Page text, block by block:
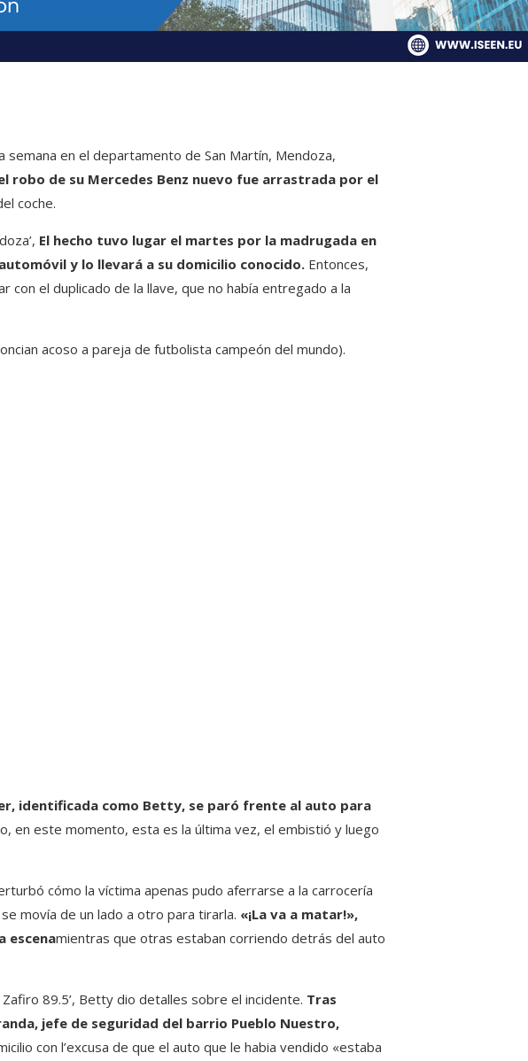
en el departamento de San Martín, Mendoza,
robo de su Mercedes Benz nuevo fue arrastrada por el
coche.
El hecho tuvo lugar el martes por la madrugada en
y lo llevará a su domicilio conocido. Entonces,
con el duplicado de la llave, que no había entregado a la
acoso a pareja de futbolista campeón del mundo).
identificada como Betty, se paró frente al auto para
en este momento, esta es la última vez, el embistió y luego
cómo la víctima apenas pudo aferrarse a la carrocería
movía de un lado a otro para tirarla. «¡La va a matar!»,
escenamientras que otras estaban corriendo detrás del auto
89.5’, Betty dio detalles sobre el incidente. Tras
jefe de seguridad del barrio Pueblo Nuestro,
con l’excusa de que el auto que le habia vendido «estaba